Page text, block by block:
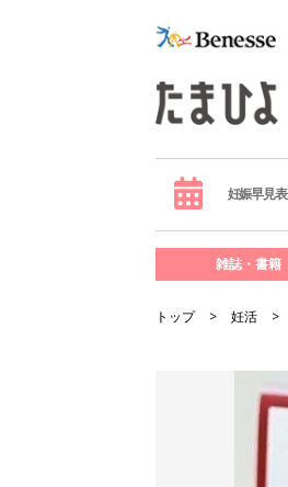
妊娠早見表
雑誌・書籍
トップ 妊活